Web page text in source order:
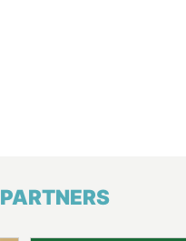
PARTNERS